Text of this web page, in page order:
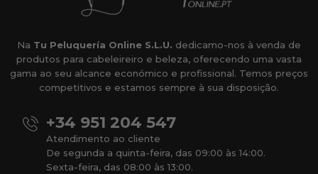
Na Tu Peluquería Online S.L.U. dedicamo-nos à venda de
produtos para cabeleireiro e beleza, oferecendo uma vasta
gama ao seu alcance económico e profissional. Temos preços
competitivos e estamos sempre à sua disposição.
+34 951 204 547
Atendimento ao cliente
De segunda a quinta-feira, das 09:00 às 14:00.
Sexta-feira, das 08:00 às 13:00.